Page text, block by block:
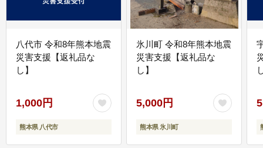
八代市 令和8年熊本地震
災害支援【返礼品な
し】
1,000円
熊本県 八代市
氷川町 令和8年熊本地震
災害支援【返礼品な
し】
5,000円
熊本県 氷川町